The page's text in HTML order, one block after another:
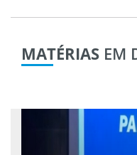
MATÉRIAS EM